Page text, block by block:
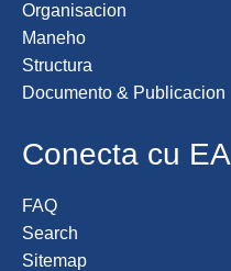
Organisacion
Maneho
Structura
Documento & Publicacion
Conecta cu EA
FAQ
Search
Sitemap